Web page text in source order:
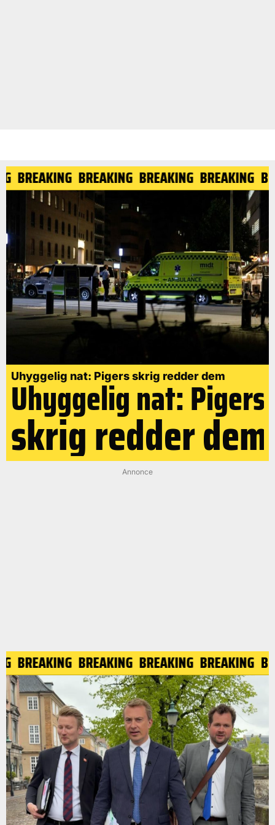
BREAKING BREAKING BREAKING BREAKING
Uhyggelig nat: Pigers skrig redder dem
Uhyggelig nat: Pigers
skrig redder dem
Annonce
BREAKING BREAKING BREAKING BREAKING